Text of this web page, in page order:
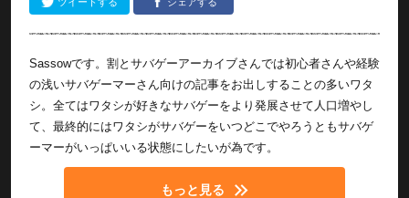
Sassowです。割とサバゲーアーカイブさんでは初心者さんや経験
の浅いサバゲーマーさん向けの記事をお出しすることの多いワタ
シ。全てはワタシが好きなサバゲーをより発展させて人口増やし
て、最終的にはワタシがサバゲーをいつどこでやろうともサバゲ
ーマーがいっぱいいる状態にしたいが為です。
もっと見る